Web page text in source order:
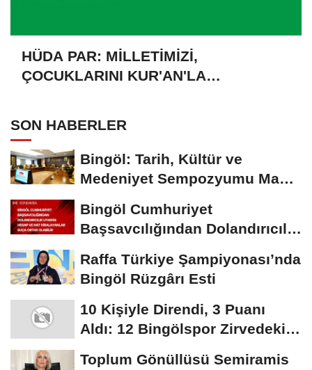
HÜDA PAR: MİLLETİMİZİ,
ÇOCUKLARINI KUR'AN'LA
SON HABERLER
Bingöl: Tarih, Kültür ve
Medeniyet Sempozyumu Mayıs
Bingöl Cumhuriyet
Başsavcılığından Dolandırıcılık
Raffa Türkiye Şampiyonası’nda
Bingöl Rüzgârı Esti
10 Kişiyle Direndi, 3 Puanı
Aldı: 12 Bingölspor Zirvedeki
Toplum Gönüllüsü Semiramis